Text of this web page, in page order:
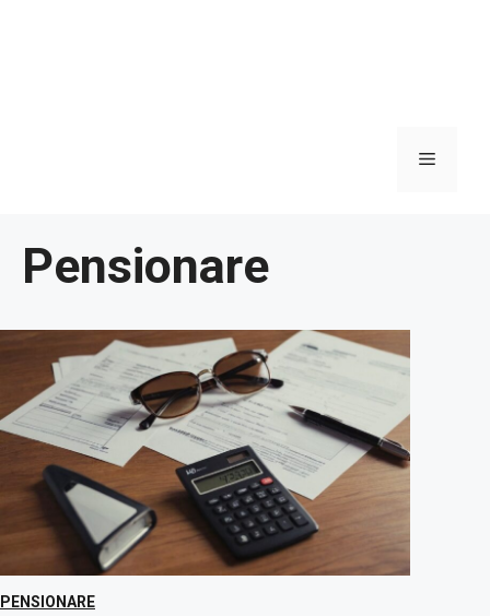
Meniu
Pensionare
PENSIONARE